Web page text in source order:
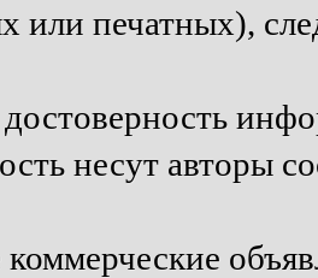
или печатных),
несут авторы